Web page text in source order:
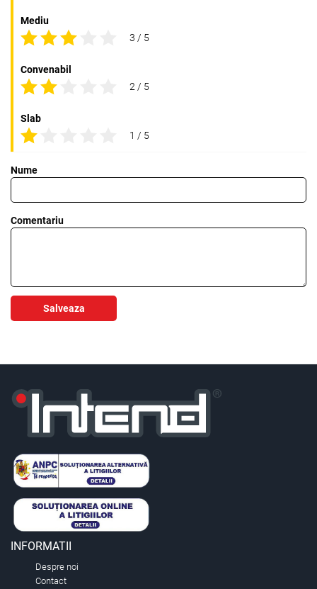
Mediu
3 / 5
Convenabil
2 / 5
Slab
1 / 5
Nume
Comentariu
Salveaza
INFORMATII
Despre noi
Contact